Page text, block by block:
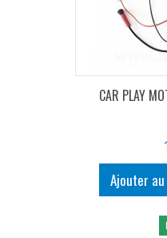
CAR PLAY
Ajouter